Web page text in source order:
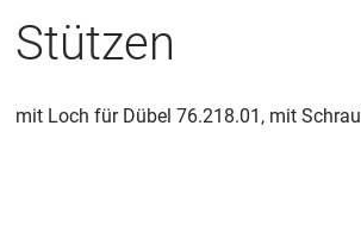
Stützen
mit Loch für Dübel 76.218.01, mit